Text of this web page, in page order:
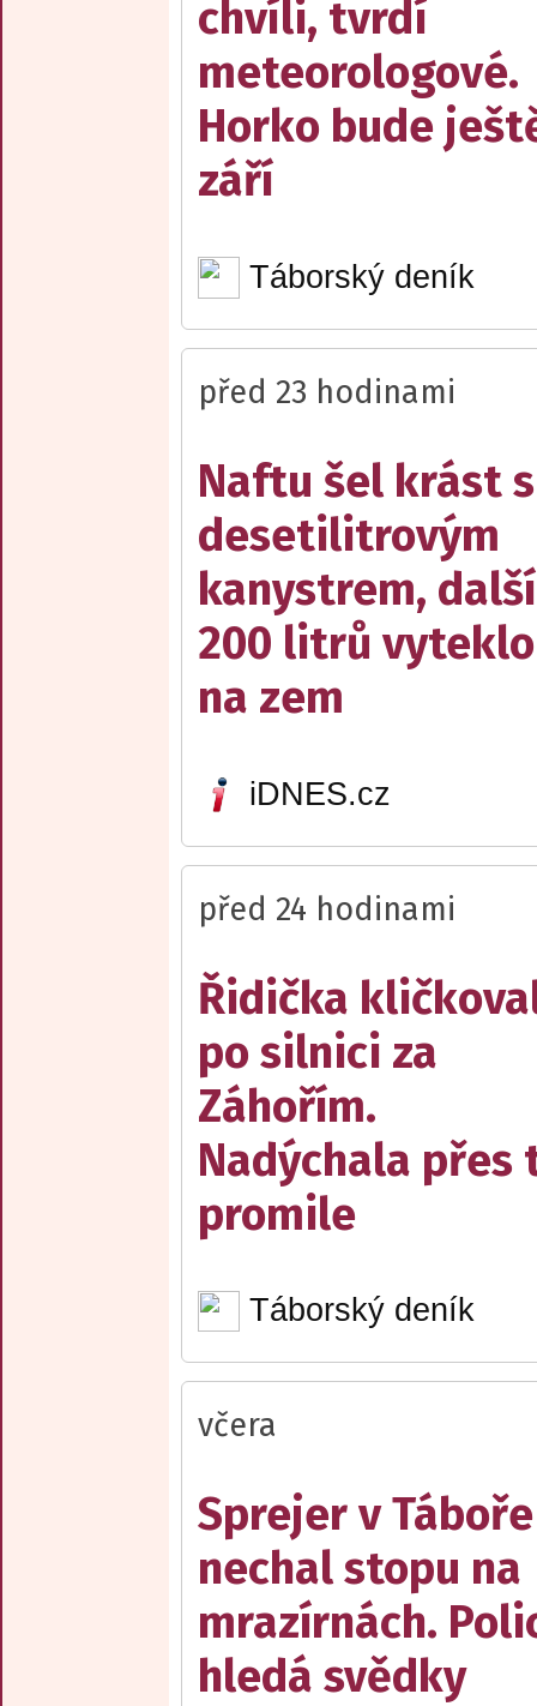
chvíli, tvrdí
meteorologové.
Horko bude
září
Táborský deník
před 23 hodinami
Naftu šel krást s
desetilitrovým
kanystrem,
200 litrů vyteklo
na zem
iDNES.cz
před 24 hodinami
Řidička
po silnici za
Záhořím.
Nadýchala přes
promile
Táborský deník
včera
Sprejer v Táboře
nechal stopu na
mrazírnách.
hledá svědky